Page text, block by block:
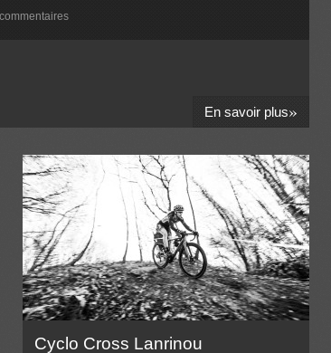
commentaires
En savoir plus»
Cyclo Cross Lanrinou